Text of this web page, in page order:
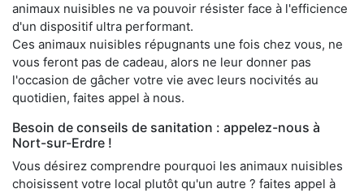
animaux nuisibles ne va pouvoir résister face à l'efficience
d'un dispositif ultra performant.
Ces animaux nuisibles répugnants une fois chez vous, ne
vous feront pas de cadeau, alors ne leur donner pas
l'occasion de gâcher votre vie avec leurs nocivités au
quotidien, faites appel à nous.
Besoin de conseils de sanitation : appelez-nous à
Nort-sur-Erdre !
Vous désirez comprendre pourquoi les animaux nuisibles
choisissent votre local plutôt qu'un autre ? faites appel à